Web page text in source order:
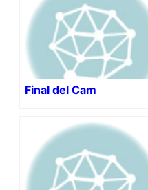
Final del Cam